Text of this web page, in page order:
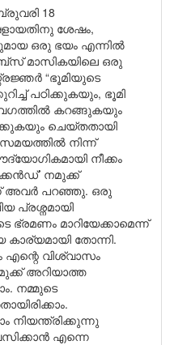
18
ശേഷം,
ഒരു ഭയം എന്നിൽ
മാസികയിലെ ഒരു
“ഭൂമിയുടെ
പഠിക്കുകയും, ഭൂമി
കറങ്ങുകയും
ചെയ്തതായി
നിന്ന്
നീക്കം
നമുക്ക്
അവർ പറഞ്ഞു. ഒരു
പ്രശ്നമായി
ഭ്രമണം മാറിയേക്കാമെന്ന്
തോന്നി.
വിശ്വാസം
അറിയാത്ത
നമ്മുടെ
നിയന്ത്രിക്കുന്നു
എന്നെ